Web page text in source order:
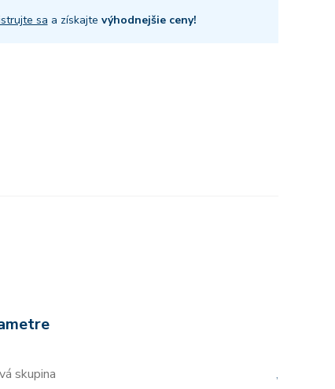
sa a získajte výhodnejšie ceny!
skupina ,